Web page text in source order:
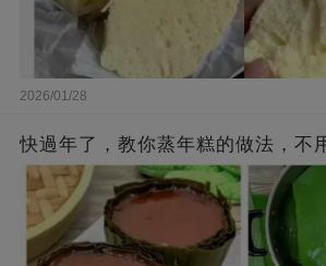
2026/01/28
快過年了，教你蒸年糕的做法，不